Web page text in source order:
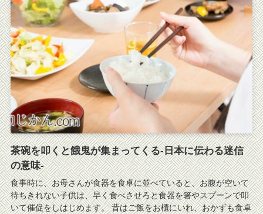
茶碗を叩くと餓鬼が集まってくる-日本に伝わる迷信
の意味-
食事時に、お母さんが食器を食卓に並べていると、お腹が空いて
待ちきれない子供は、早く食べさせろと食器を箸やスプーンで叩
いて催促をしはじめます。 昔はご飯をお櫃にいれ、おかずも食卓